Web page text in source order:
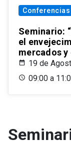
Conferencias
Seminario:
el
mercados
19 de
09:00 a